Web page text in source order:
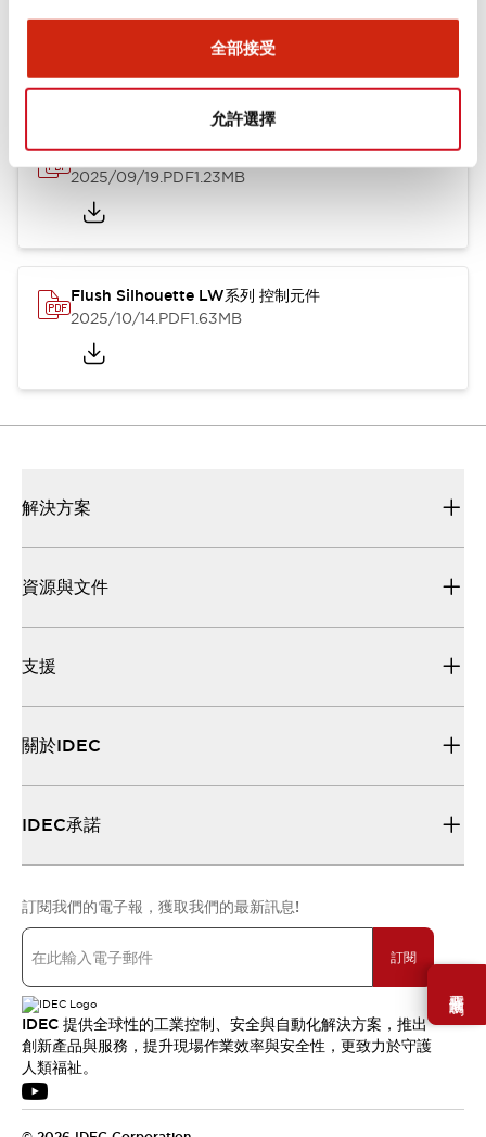
全部接受
允許選擇
需要幫助嗎？
Flush Silhouette LW系列 控制元件 (英文版)
2025/09/19.PDF1.23MB
Flush Silhouette LW系列 控制元件
2025/10/14.PDF1.63MB
解決方案
資源與文件
支援
關於IDEC
IDEC承諾
訂閱我們的電子報，獲取我們的最新訊息!
訂閱
IDEC 提供全球性的工業控制、安全與自動化解決方案，推出
創新產品與服務，提升現場作業效率與安全性，更致力於守護
人類福祉。